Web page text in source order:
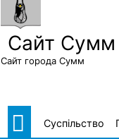
Сайт Сумм
Сайт города Сумм
Суспільство